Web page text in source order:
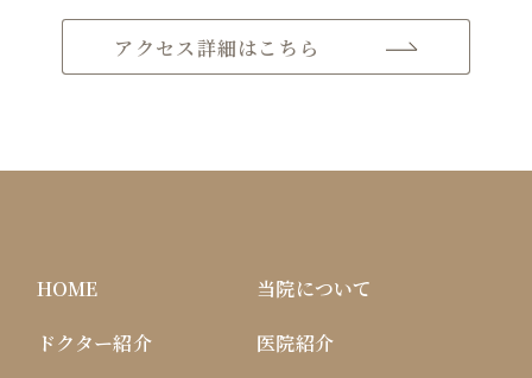
アクセス詳細はこちら
HOME
当院について
ドクター紹介
医院紹介